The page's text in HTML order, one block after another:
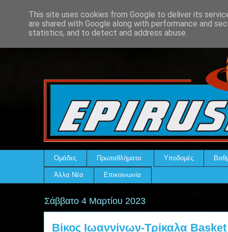
Ομάδες Πρωταθλήματα Υποδομές
Άλλα Νέα Επικοινωνία
Σάββατο 4 Μαρτίου 2023
Βίκος Ιωαννίνων-Τρίκαλα
This site uses cookies from Google to deliver its
are shared with Google along with performance and
statistics, and to detect and address abuse.